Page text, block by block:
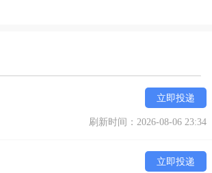
立即投递
刷新时间：2026-08-06 23:34
立即投递